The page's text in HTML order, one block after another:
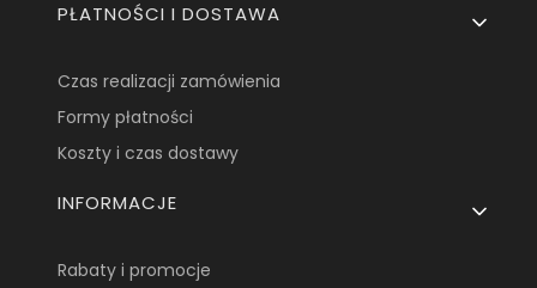
PŁATNOŚCI I DOSTAWA
Czas realizacji zamówienia
Formy płatności
Koszty i czas dostawy
INFORMACJE
Rabaty i promocje